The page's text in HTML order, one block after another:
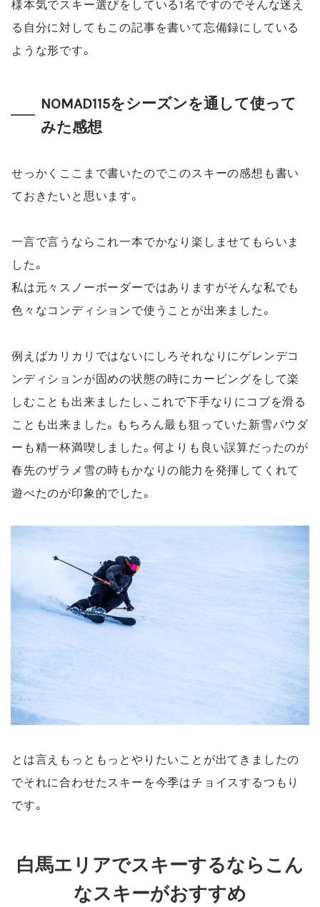
様本気でスキー選びをしている1名ですのでそんな迷え
る自分に対してもこの記事を書いて忘備録にしている
ような形です。
NOMAD115をシーズンを通して使って
みた感想
せっかくここまで書いたのでこのスキーの感想も書い
ておきたいと思います。
一言で言うならこれ一本でかなり楽しませてもらいま
した。
私は元々スノーボーダーではありますがそんな私でも
色々なコンディションで使うことが出来ました。
例えばカリカリではないにしろそれなりにゲレンデコ
ンディションが固めの状態の時にカービングをして楽
しむことも出来ましたし、これで下手なりにコブを滑る
ことも出来ました。もちろん最も狙っていた新雪パウダ
ーも精一杯満喫しました。何よりも良い誤算だったのが
春先のザラメ雪の時もかなりの能力を発揮してくれて
遊べたのが印象的でした。
とは言えもっともっとやりたいことが出てきましたの
でそれに合わせたスキーを今季はチョイスするつもり
です。
白馬エリアでスキーするならこん
なスキーがおすすめ